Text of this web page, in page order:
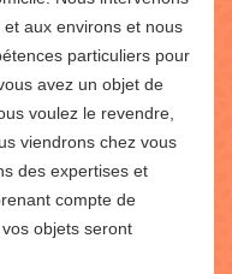
aux environs et nous
particuliers pour
avez un objet de
voulez le revendre,
viendrons chez vous
des expertises et
compte de
objets seront